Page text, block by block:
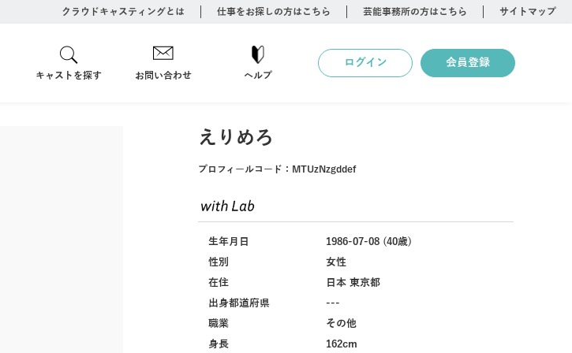
クラウドキャスティングとは 仕事をお探しの方はこちら 芸能事務所の方はこちら サイトマップ
キャストを探す お問い合わせ ヘルプ
ログイン 会員登録
えりめろ
プロフィールコード： MTUzNzgddef
生年月日
1986-07-08 (40歳)
性別
女性
在住
日本 東京都
出身都道府県
---
職業
その他
身長
162cm